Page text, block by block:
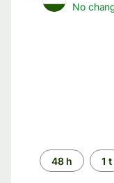
No
Time
period
48 h 1 t